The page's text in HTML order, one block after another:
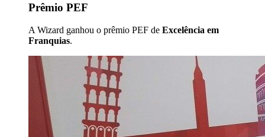
Prêmio PEF
A Wizard ganhou o prêmio PEF de Excelência em
Franquias.